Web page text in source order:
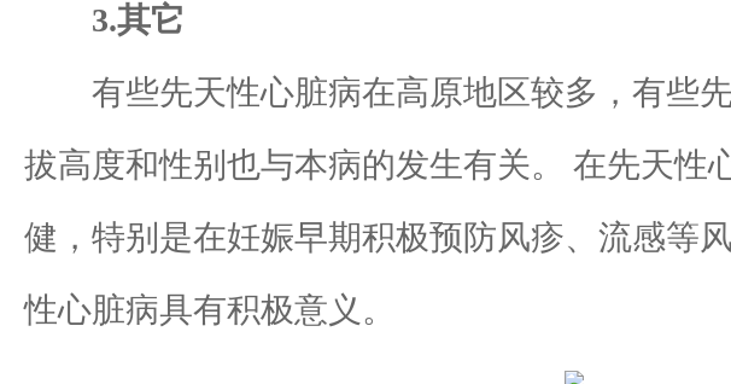
3.其它
有些先天性心脏病在高原地区较多，有些先
拔高度和性别也与本病的发生有关。 在先天
健，特别是在妊娠早期积极预防风疹、流感等
性心脏病具有积极意义。